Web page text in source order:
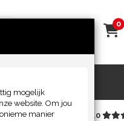
mogelijk
website. Om jou
manier
0
4,7 / 5.0